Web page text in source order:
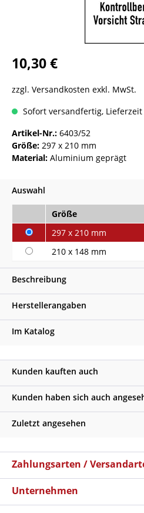
10,30 €
zzgl. Versandkosten exkl. MwSt.
Sofort versandfertig,
Artikel-Nr.: 6403/52
Größe: 297 x 210 mm
Material: Aluminium geprägt
Auswahl
Größe
297 x 210 mm
210 x 148 mm
Beschreibung
Herstellerangaben
Im Katalog
Kunden kauften auch
Kunden haben sich auch
Zuletzt angesehen
Zahlungsarten /
Unternehmen